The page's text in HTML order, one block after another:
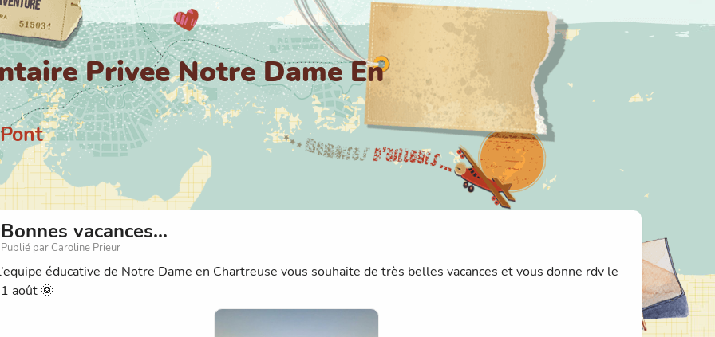
Privee Notre Dame En
Bonnes vacances...
Publié par Caroline Prieur
éducative de Notre Dame en Chartreuse vous souhaite de très belles vacances et vous donne rdv le
août 🌞